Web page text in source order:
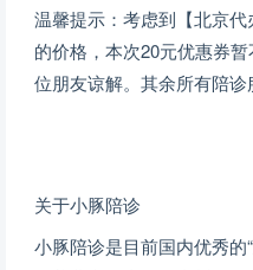
温馨提示：考虑到【北京
的价格，本次20元优惠券
位朋友谅解。其余所有陪诊
关于小豚陪诊
小豚陪诊是目前国内优秀的